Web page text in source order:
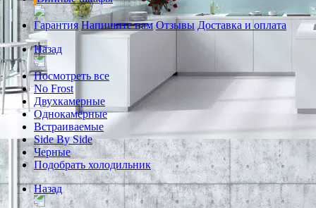
Гарантия Напишите нам Отзывы Доставка и оплата
Назад
Посмотреть все
No Frost
Двухкамерные
Однокамерные
Встраиваемые
Side By Side
Черные
Подобрать холодильник
Назад